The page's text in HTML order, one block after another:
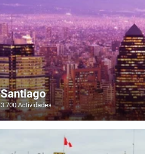
Santiago
3.700 Actividades